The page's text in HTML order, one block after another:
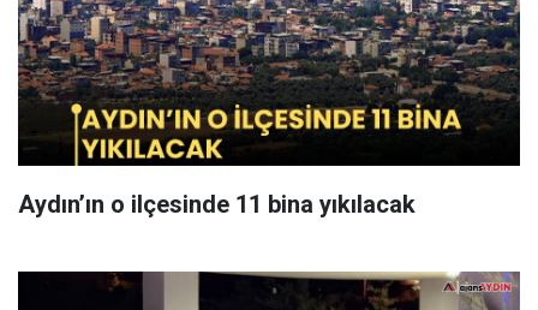
Aydın’ın o ilçesinde 11 bina yıkılacak